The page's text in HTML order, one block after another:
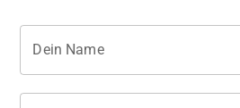
Dein Name